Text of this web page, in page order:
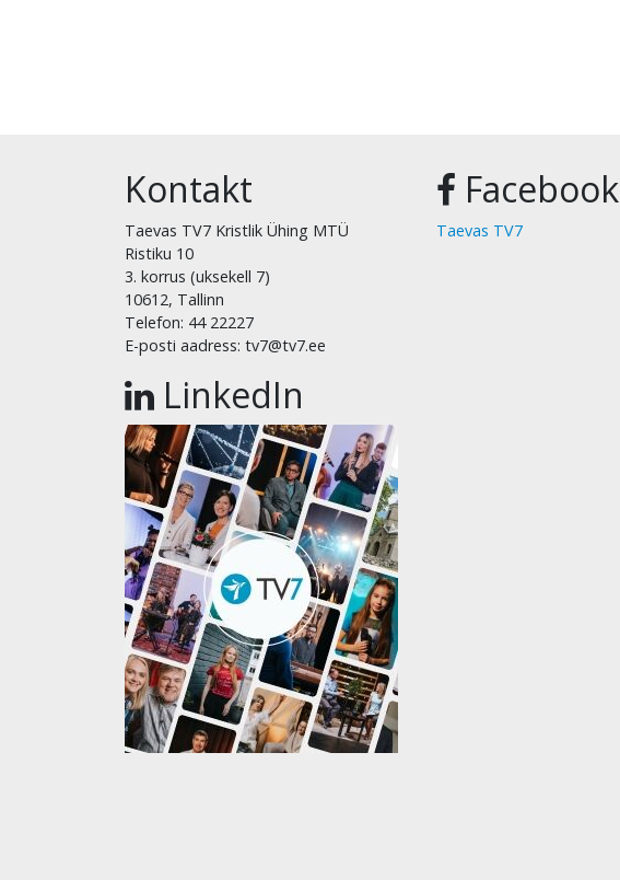
Kontakt
Taevas TV7 Kristlik Ühing MTÜ
Ristiku 10
3. korrus (uksekell 7)
10612, Tallinn
Telefon: 44 22227
E-posti aadress: tv7@tv7.ee
LinkedIn
Facebook
Taevas TV7